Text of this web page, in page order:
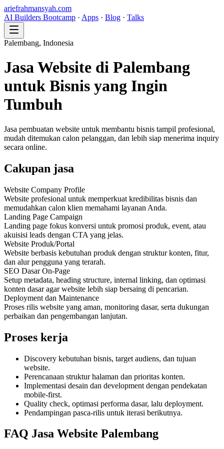
ariefrahmansyah.com
AI Builders Bootcamp · Apps · Blog · Talks
Palembang, Indonesia
Jasa Website di Palembang
untuk Bisnis yang Ingin
Tumbuh
Jasa pembuatan website untuk membantu bisnis tampil profesional,
mudah ditemukan calon pelanggan, dan lebih siap menerima inquiry
secara online.
Cakupan jasa
Website Company Profile
Website profesional untuk memperkuat kredibilitas bisnis dan
memudahkan calon klien memahami layanan Anda.
Landing Page Campaign
Landing page fokus konversi untuk promosi produk, event, atau
akuisisi leads dengan CTA yang jelas.
Website Produk/Portal
Website berbasis kebutuhan produk dengan struktur konten, fitur,
dan alur pengguna yang terarah.
SEO Dasar On-Page
Setup metadata, heading structure, internal linking, dan optimasi
konten dasar agar website lebih siap bersaing di pencarian.
Deployment dan Maintenance
Proses rilis website yang aman, monitoring dasar, serta dukungan
perbaikan dan pengembangan lanjutan.
Proses kerja
Discovery kebutuhan bisnis, target audiens, dan tujuan
website.
Perencanaan struktur halaman dan prioritas konten.
Implementasi desain dan development dengan pendekatan
mobile-first.
Quality check, optimasi performa dasar, lalu deployment.
Pendampingan pasca-rilis untuk iterasi berikutnya.
FAQ Jasa Website Palembang